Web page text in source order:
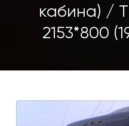
кабина) /
2153*800